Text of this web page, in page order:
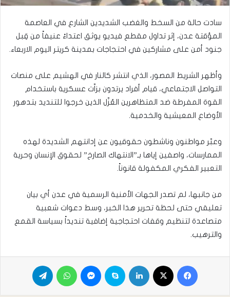
سادت حالة من السخط والغضب الشديدين الشارع في العاصمة
المؤقتة عدن، إثر تداول مقطع فيديو يوثق اعتداءً عنيفاً من قِبل
جنود أمن على مشاركين في احتجاجات بمدينة كريتر اليوم الاربعاء.
وأظهر الشريط المصور، الذي انتشر كالنار في الهشيم على منصات
التواصل الاجتماعي، قيام أفراد يرتدون بزاّت عسكرية باستخدام
القوة المفرطة ضد المتظاهرين العُزّل الذين خرجوا للتنديد بتدهور
الأوضاع المعيشية والخدمية.
وعبّر مواطنون وناشطون حقوقيون عن إدانتهم الشديدة لهذه
الممارسات، واصفين إياها بـ”الانتهاك الصارخ” لحقوق الإنسان وحرية
التعبير الفكري المكفولة قانوناً.
من جانبها، لم تصدر الجهات الأمنية الرسمية في عدن أي بيان
تعليقي حتى لحظة تحرير هذا الخبر، وسط دعوات شعبية
متصاعدة لتنظيم وقفات احتجاجية إضافية تنديداً بسياسة القمع
والترهيب.